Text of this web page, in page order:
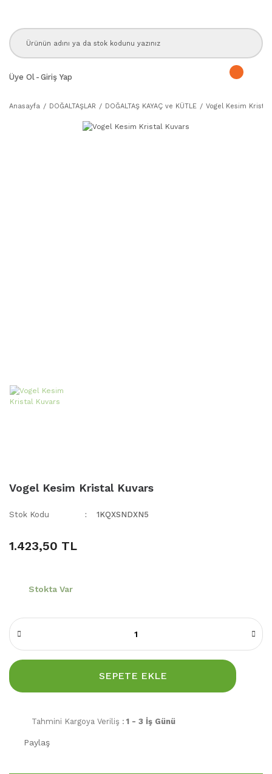
Üye Ol - Giriş Yap
Anasayfa DOĞALTAŞLAR DOĞALTAŞ KAYAÇ ve KÜTLE Vogel Kesim
Vogel Kesim Kristal Kuvars
Stok Kodu 1KQXSNDXN5
1.423,50 TL
Stokta Var
SEPETE EKLE
Tahmini Kargoya Veriliş : 1 - 3 İş Günü
Paylaş